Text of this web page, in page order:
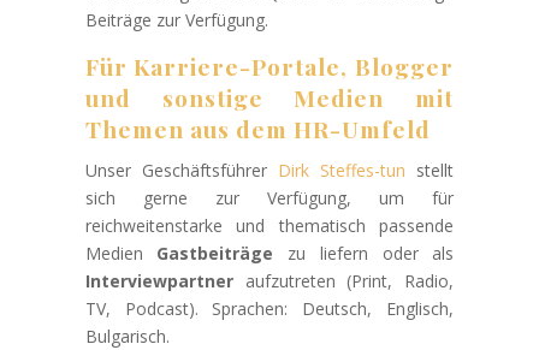
Beiträge zur Verfügung.
Für Karriere-Portale, Blogger
und sonstige Medien mit
Themen aus dem HR-Umfeld
Unser Geschäftsführer Dirk Steffes-tun stellt
sich gerne zur Verfügung, um für
reichweitenstarke und thematisch passende
Medien Gastbeiträge zu liefern oder als
Interviewpartneraufzutreten (Print, Radio,
TV, Podcast). Sprachen: Deutsch, Englisch,
Bulgarisch.